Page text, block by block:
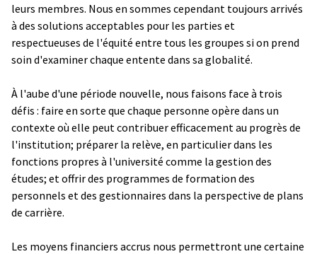
leurs membres. Nous en sommes cependant toujours arrivés
à des solutions acceptables pour les parties et
respectueuses de l'équité entre tous les groupes si on prend
soin d'examiner chaque entente dans sa globalité.
À l'aube d'une période nouvelle, nous faisons face à trois
défis : faire en sorte que chaque personne opère dans un
contexte où elle peut contribuer efficacement au progrès de
l'institution; préparer la relève, en particulier dans les
fonctions propres à l'université comme la gestion des
études; et offrir des programmes de formation des
personnels et des gestionnaires dans la perspective de plans
de carrière.
Les moyens financiers accrus nous permettront une certaine